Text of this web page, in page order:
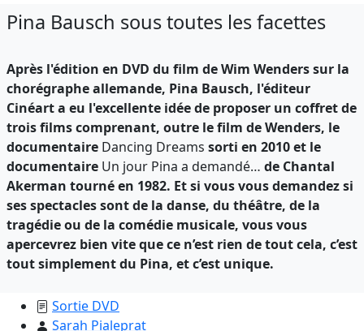
Pina Bausch sous toutes les facettes
Après l'édition en DVD du film de Wim Wenders sur la
chorégraphe allemande, Pina Bausch, l'éditeur
Cinéart a eu l'excellente idée de proposer un coffret de
trois films comprenant, outre le film de Wenders, le
documentaire Dancing Dreams sorti en 2010 et le
documentaire Un jour Pina a demandé… de Chantal
Akerman tourné en 1982. Et si vous vous demandez si
ses spectacles sont de la danse, du théâtre, de la
tragédie ou de la comédie musicale, vous vous
apercevrez bien vite que ce n’est rien de tout cela, c’est
tout simplement du Pina, et c’est unique.
Sortie DVD
Sarah Pialeprat